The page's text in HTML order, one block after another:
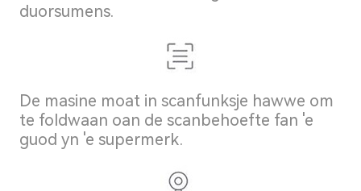
duorsumens.
De masine moat in scanfunksje hawwe om
te foldwaan oan de scanbehoefte fan 'e
guod yn 'e supermerk.